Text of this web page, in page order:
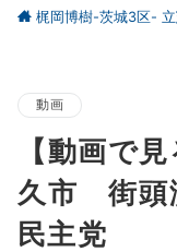
梶岡博樹-茨城3区-
動画
【動画で
久市 街
民主党